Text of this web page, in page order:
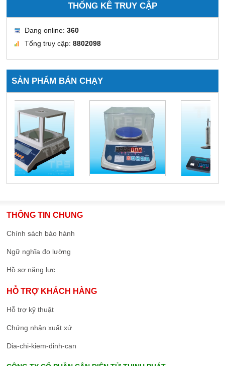
THỐNG KÊ TRUY CẬP
Đang online:360
Tổng truy cập:8802098
SẢN PHẨM BÁN CHẠY
THÔNG TIN CHUNG
Chính sách bảo hành
Ngữ nghĩa đo lường
Hồ sơ năng lực
HỖ TRỢ KHÁCH HÀNG
Hỗ trợ kỹ thuật
Chứng nhận xuất xứ
Dia-chi-kiem-dinh-can